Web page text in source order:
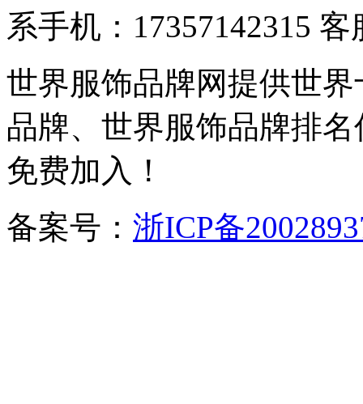
系手机：17357142315 客
世界服饰品牌网提供世
品牌、世界服饰品牌排
免费加入！
备案号： 浙ICP备